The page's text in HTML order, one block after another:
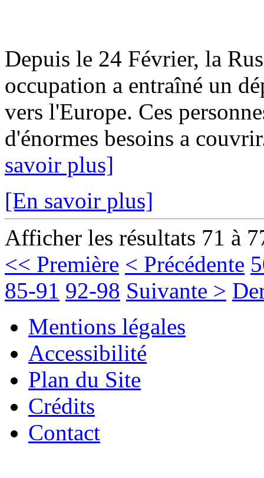
Depuis le 24 Février, la
occupation a entraîné un
vers l'Europe. Ces
d'énormes besoins a
savoir plus]
[En savoir plus]
Afficher les résultats 71 à
<< Première < Précédente
85-91 92-98 Suivante >
Mentions légales
Accessibilité
Plan du Site
Crédits
Contact